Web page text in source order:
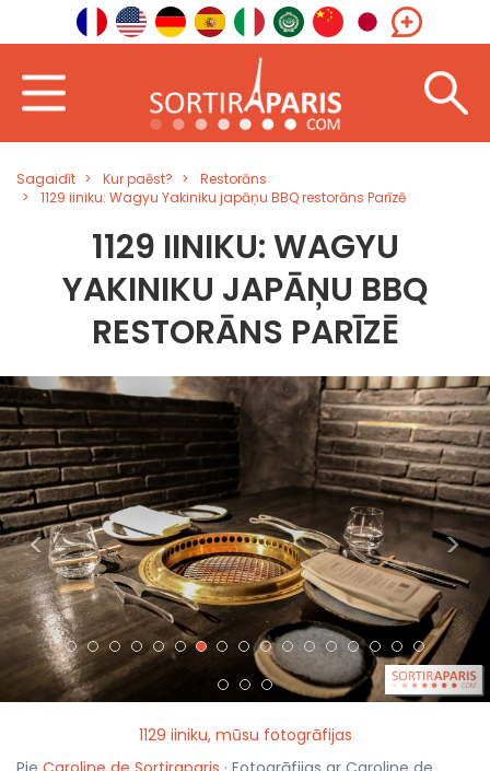
Sagaidīt Kur paēst?
Restorāns
1129 iiniku: Wagyu Yakiniku japāņu BBQ restorāns Parīzē
1129 IINIKU: WAGYU
YAKINIKU JAPĀŅU BBQ
RESTORĀNS PARĪZĒ
< >
1129 iiniku, mūsu fotogrāfijas